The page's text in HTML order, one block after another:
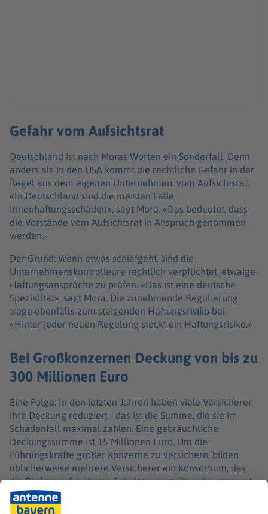
Gefahr vom Aufsichtsrat
Deutschland ist nach Moras Worten ein Sonderfall. Denn
anders als in den USA kommt die rechtliche Gefahr in der
Regel aus dem eigenen Unternehmen: vom Aufsichtsrat.
«In Deutschland sind die meisten Fälle
Innenhaftungsschäden», sagt Mora. «Das bedeutet, dass
die Vorstände vom Aufsichtsrat in Anspruch genommen
werden.»
Der Grund: Wenn etwas schiefgeht, sind die
Unternehmenskontrolleure rechtlich verpflichtet, etwaige
Haftungsansprüche zu prüfen. «Das ist eine deutsche
Spezialität», sagt Mora. Die zunehmende Regulierung
trage ebenfalls zum steigenden Haftungsrisiko bei.
«Hinter jeder neuen Regelung steckt ein Haftungsrisiko.»
Bei Großkonzernen Deckung von bis zu
300 Millionen Euro
Eine Folge: In den letzten Jahren haben viele Versicherer
ihre Deckung reduziert - das ist die Summe, die sie im
Schadenfall maximal zahlen. Eine gebräuchliche
Deckungssumme ist 15 Millionen Euro. Um die
Führungskräfte großer Konzerne zu versichern, bilden
üblicherweise mehrere Versicherer ein Konsortium, das
die Risiken auf mehrere Schultern verteilt und insgesamt
sehr viel höhere Deckungssummen möglich macht. «Das
heißt, dass die einzelnen Unternehmen nicht nur diese 15